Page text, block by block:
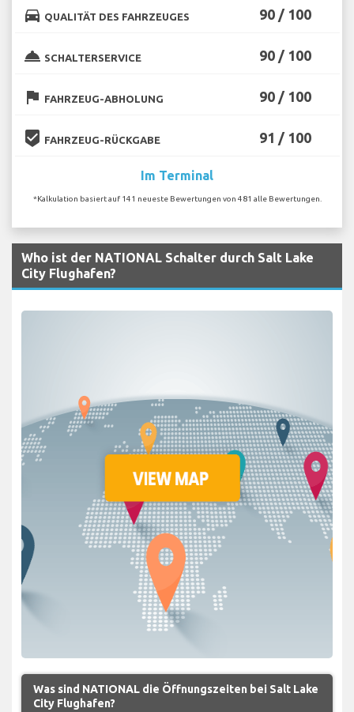
directions_car QUALITÄT DES FAHRZEUGES 90 / 100
room_service SCHALTERSERVICE 90 / 100
flag FAHRZEUG-ABHOLUNG 90 / 100
beenhere FAHRZEUG-RÜCKGABE 91 / 100
Im Terminal
*Kalkulation basiert auf 141 neueste Bewertungen von 481 alle Bewertungen.
Who ist der NATIONAL Schalter durch Salt Lake
City Flughafen?
Was sind NATIONAL die Öffnungszeiten bei Salt Lake
City Flughafen?